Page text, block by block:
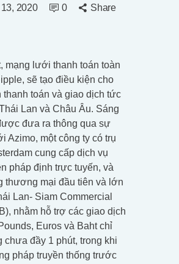
2020 0 Share
mạng lưới thanh toán toàn
sẽ tạo điều kiện cho
thanh toán và giao dịch tức
Lan và Châu Âu. Sáng
đưa ra thông qua sự
Azimo, một công ty có trụ
cung cấp dịch vụ
pháp định trực tuyến, và
thương mại đầu tiên và lớn
Lan- Siam Commercial
nhằm hỗ trợ các giao dịch
Euros và Baht chỉ
chưa đầy 1 phút, trong khi
pháp truyền thống trước